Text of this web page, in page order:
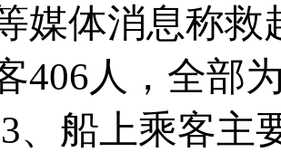
媒体消息称
406人，全部
、船上乘客主